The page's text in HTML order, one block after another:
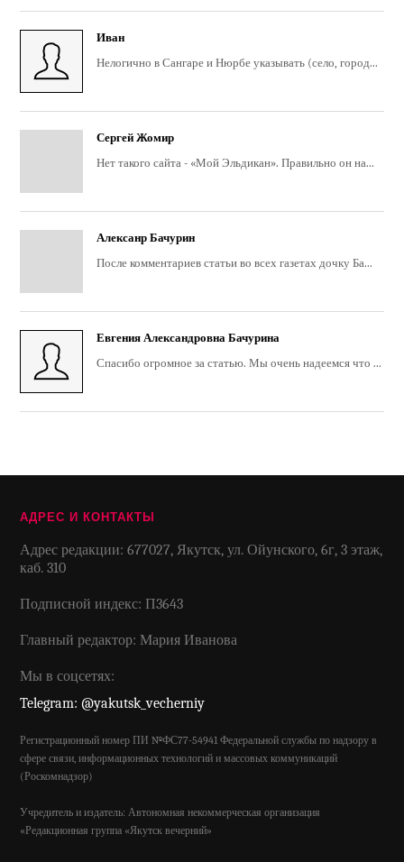
Иван
Нелогично в Сангаре и Нюрбе указывать (село, город...
Сергей Жомир
Нет такого сайта - «Мой Эльдикан». Правильно он на...
Алексанр Бачурин
После комментариев статьи во всех газетах дочку Ба...
Евгения Александровна Бачурина
Спасибо огромное за статью. Мы очень надеемся что ...
АДРЕС И КОНТАКТЫ
Адрес редакции: 677027, Якутск, ул. Ойунского, 6г, 3 этаж,
каб. 310
Подписной индекс: П3643
Главный редактор: Мария Иванова
Мы в соцсетях:
Telegram: @yakutsk_vecherniy
Регистрационный номер ПИ №ФС77-54941 Федеральной службы по надзору в
сфере связи, информационных технологий и массовых коммуникаций
(Роскомнадзор)
Учредитель и издатель: Автономная некоммерческая организация
«Редакционная группа «Якутск вечерний»